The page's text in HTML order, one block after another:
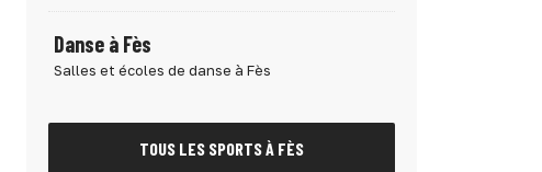
Danse à Fès
Salles et écoles de danse à Fès
TOUS LES SPORTS À FÈS